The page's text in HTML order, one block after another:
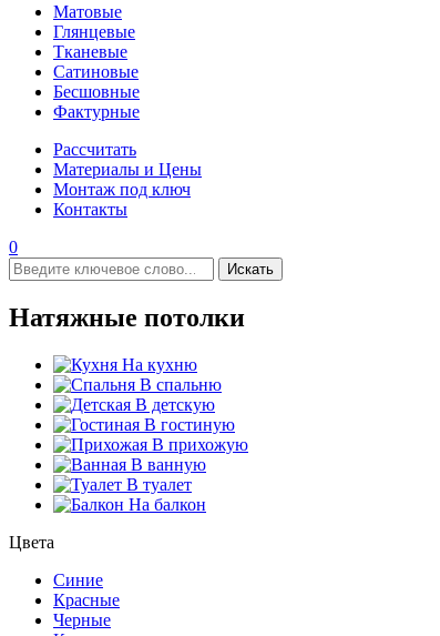
Матовые
Глянцевые
Тканевые
Сатиновые
Бесшовные
Фактурные
Рассчитать
Материалы и Цены
Монтаж под ключ
Контакты
0
Искать
Натяжные потолки
На кухню
В спальню
В детскую
В гостиную
В прихожую
В ванную
В туалет
На балкон
Цвета
Синие
Красные
Черные